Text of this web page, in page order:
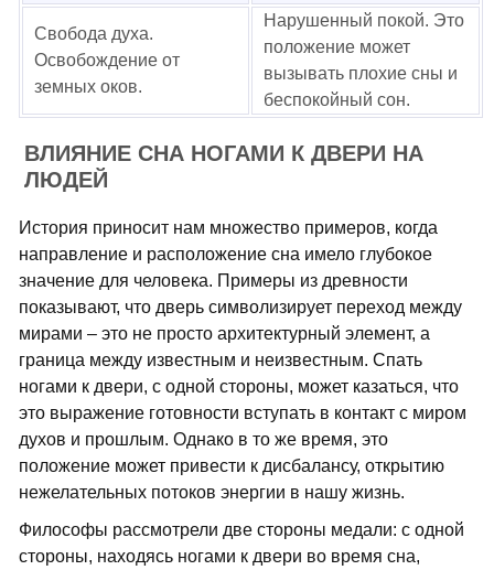
Свобода духа.
Освобождение от
земных оков.
Нарушенный покой. Это
положение может
вызывать плохие сны и
беспокойный сон.
ВЛИЯНИЕ СНА НОГАМИ К ДВЕРИ НА
ЛЮДЕЙ
История приносит нам множество примеров, когда
направление и расположение сна имело глубокое
значение для человека. Примеры из древности
показывают, что дверь символизирует переход между
мирами – это не просто архитектурный элемент, а
граница между известным и неизвестным. Спать
ногами к двери, с одной стороны, может казаться, что
это выражение готовности вступать в контакт с миром
духов и прошлым. Однако в то же время, это
положение может привести к дисбалансу, открытию
нежелательных потоков энергии в нашу жизнь.
Философы рассмотрели две стороны медали: с одной
стороны, находясь ногами к двери во время сна,